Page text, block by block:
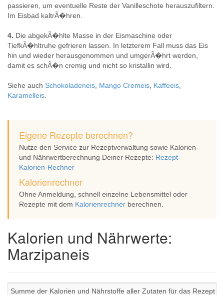
passieren, um eventuelle Reste der Vanilleschote herauszufiltern.
Im Eisbad kaltrÃ�hren.
4. Die abgekÃ�hlte Masse in der Eismaschine oder
TiefkÃ�hltruhe gefrieren lassen. In letzterem Fall muss das Eis
hin und wieder herausgenommen und umgerÃ�hrt werden,
damit es schÃ�n cremig und nicht so kristallin wird.
Siehe auch Schokoladeneis Mango Cremeis Kaffeeis
Karamelleis
Eigene Rezepte berechnen?
Nutze den Service zur Rezeptverwaltung sowie Kalorien-
und Nährwertberechnung Deiner Rezepte: Rezept-
Kalorien-Rechner
Kalorienrechner
Ohne Anmeldung, schnell einzelne Lebensmittel oder
Rezepte mit dem Kalorienrechner berechnen.
Kalorien und Nährwerte:
Marzipaneis
Summe der Kalorien und Nährstoffe aller Zutaten für das Rezept